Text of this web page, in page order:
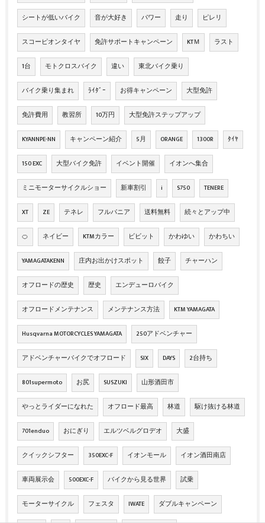
シートが低いバイク 音が大好き パワー 走り ピレリ
スコーピオンタイヤ 免許サポートキャンペーン KTＭ ラスト
1台 モトクロスバイク 違い 東北バイク乗り
バイク乗り集まれ ﾗｲﾀﾞｰ お得キャンペーン 大型免許
免許費用 教習所 10万円 大型免許ステップアップ
KYANNPE-NN キャンペーン紹介 5月 ORANGE 1300R ﾀｲﾔ
150 EXC 大型バイク免許 イベント開催 イオンへ集合
ミニモーターサイクルショー 新車割引 i S750 TENERE
XT ZE テネレ フルパニア 送料無料 続々とアップ中
🍊 ネイビー KTMカラー ビビット かわゆい かわちい
YAMAGATAKENN 庄内お出かけスポット 餃子 チャーハン
オフロードの歴史 歴史 エンデューロバイク
オフロードメンテナンス メンテナンス方法 KTM YAMAGATA
Husqvarna MOTORCYCLES YAMAGATA 250アドベンチャー
アドベンチャーバイクでオフロード SIX DAYS 2台持ち
801supermoto お尻 SUSZUKI 山形酒田市
やっとライダーになれた オフロード最高 林道 駆け抜ける林道
701enduo おにぎり エルツベルグロデオ 大盛
クイックシフター 350EXC-F イオンモール イオン酒田南店
車両展示会 500EXC-F バイクから見る世界 試乗
モーターサイクル フェスタ IWATE ダブルキャンペーン